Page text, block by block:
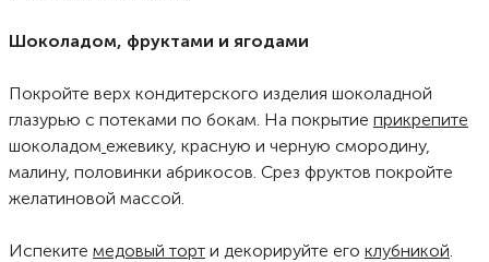
Шоколадом, фруктами и ягодами
Покройте верх кондитерского изделия шоколадной
глазурью с потеками по бокам. На покрытие прикрепите
шоколадом ежевику, красную и черную смородину,
малину, половинки абрикосов. Срез фруктов покройте
желатиновой массой.
Испеките медовый торт и декорируйте его клубникой.